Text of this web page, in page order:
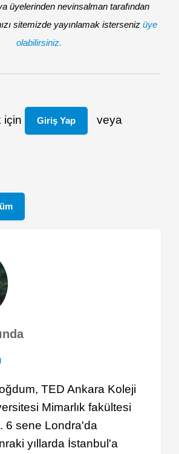
üyelerinden nevinsalman tarafından
sitemizde yayınlamak isterseniz üye
olabilirsiniz.
için Giriş Yap veya
TED Ankara Koleji
Mimarlık fakültesi
6 sene Londra'da
yıllarda İstanbul'a